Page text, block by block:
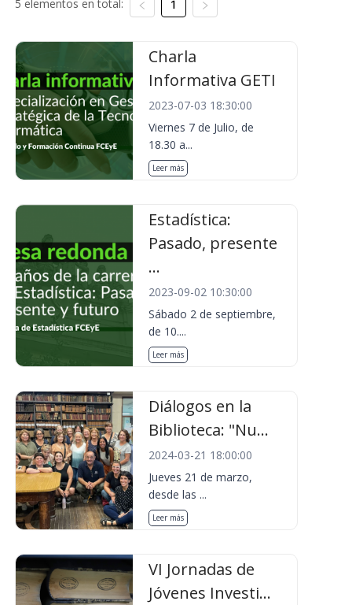
5 elementos en total: 1
Charla
Informativa GETI
2023-07-03 18:30:00
Viernes 7 de Julio, de
18.30 a...
Leer más
Estadística:
Pasado, presente
...
2023-09-02 10:30:00
Sábado 2 de septiembre,
de 10....
Leer más
Diálogos en la
Biblioteca: "Nu...
2024-03-21 18:00:00
Jueves 21 de marzo,
desde las ...
Leer más
VI Jornadas de
Jóvenes Investi...